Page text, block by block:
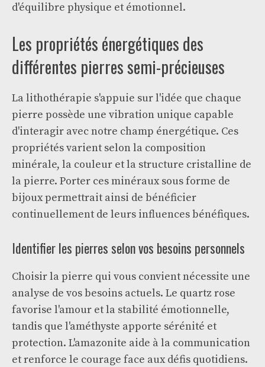
d'équilibre physique et émotionnel.
Les propriétés énergétiques des
différentes pierres semi-précieuses
La lithothérapie s'appuie sur l'idée que chaque
pierre possède une vibration unique capable
d'interagir avec notre champ énergétique. Ces
propriétés varient selon la composition
minérale, la couleur et la structure cristalline de
la pierre. Porter ces minéraux sous forme de
bijoux permettrait ainsi de bénéficier
continuellement de leurs influences bénéfiques.
Identifier les pierres selon vos besoins personnels
Choisir la pierre qui vous convient nécessite une
analyse de vos besoins actuels. Le quartz rose
favorise l'amour et la stabilité émotionnelle,
tandis que l'améthyste apporte sérénité et
protection. L'amazonite aide à la communication
et renforce le courage face aux défis quotidiens.